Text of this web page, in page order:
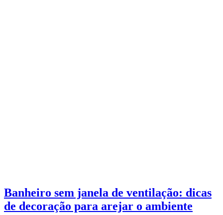
Banheiro sem janela de ventilação: dicas
de decoração para arejar o ambiente